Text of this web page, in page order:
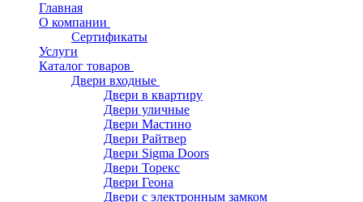
Главная
О компании
Сертификаты
Услуги
Каталог товаров
Двери входные
Двери в квартиру
Двери уличные
Двери Мастино
Двери Райтвер
Двери Sigma Doors
Двери Торекс
Двери Геона
Двери с электронным замком